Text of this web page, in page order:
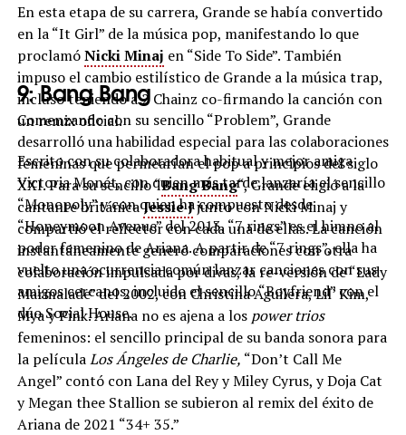
En esta etapa de su carrera, Grande se había convertido
en la “It Girl” de la música pop, manifestando lo que
proclamóNicki Minaj en “Side To Side”. También
impuso el cambio estilístico de Grande a la música trap,
incluso teniendo a 2 Chainz co-firmando la canción con
un remix oficial.
Escrito con su colaboradora habitual y mejor amiga
Victoria Monét, con quien más tarde lanzaría el sencillo
“Monopoly” y con quien ha compuesto desde
“Honeymoon Avenue” del 2013, “7 rings” es el himno al
poder femenino de Ariana. A partir de “7 rings”, ella ha
vuelto una ocurrencia común lanzar canciones con sus
amigos cercanos, incluido el sencillo “Boyfriend” con el
dúo Social House.
9: Bang Bang
Comenzando con su sencillo “Problem”, Grande
desarrolló una habilidad especial para las colaboraciones
femeninas que permearían el pop a principios del siglo
XXI. Para su sencillo “Bang Bang“, Grande eligió a la
cantante británicaJessie Jjunto con Nicki Minaj y
compartió el reflector con cada una de ellas. La canción
instantáneamente generó comparaciones con otra
colaboración impulsada por divas, la re-versión de “Lady
Marmalade” del 2002, con Christina Aguilera, Lil’ Kim,
Mya y Pink. Ariana no es ajena a los power trios
femeninos: el sencillo principal de su banda sonora para
la películaLos Ángeles de Charlie, “Don’t Call Me
Angel” contó con Lana del Rey y Miley Cyrus, y Doja Cat
y Megan thee Stallion se subieron al remix del éxito de
Ariana de 2021 “34+ 35.”